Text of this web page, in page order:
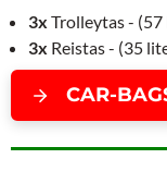
3x Trolleytas -
3x Reistas - (35
CAR-